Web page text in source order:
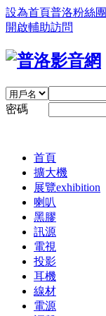
設為首頁普洛粉絲團
開啟輔助訪問
密碼
首頁
擴大機
展覽exhibition
喇叭
黑膠
訊源
電視
投影
耳機
線材
電源